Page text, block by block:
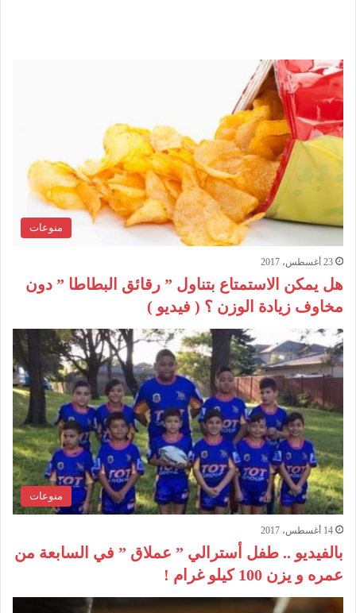
منوعات
23 أغسطس، 2017
هل يمكن الاستمتاع بتناول ” رقائق البطاطا ” دون
مخاوف زيادة الوزن ؟ ( فيديو )
منوعات
14 أغسطس، 2017
بالفيديو .. طفل أسترالي ” عملاق ” في السابعة من
عمره و يزن 100 كيلو غرام !